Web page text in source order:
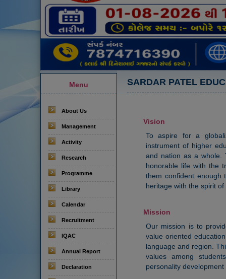
Menu
About Us
Management
Activity
Research
Programme
Library
Calendar
Recruitment
IQAC
Annual Report
Declaration
SARDAR PATEL
Vision
To aspire for a
instrument of higher
and nation as a whole.
honorable life with the
them confident enough
heritage with the spirit
Mission
Our mission is to
value oriented
language and region.
values among
personality